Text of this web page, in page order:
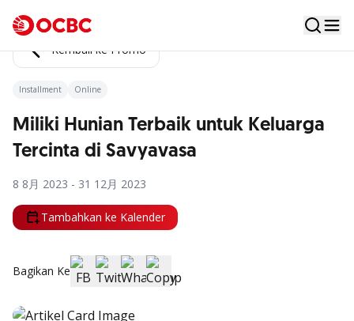
Kembali ke Promo
Installment Online
Miliki Hunian Terbaik untuk Keluarga
Tercinta di Savyavasa
8 8月 2023 - 31 12月 2023
Tambahkan ke Kalender
Bagikan Ke